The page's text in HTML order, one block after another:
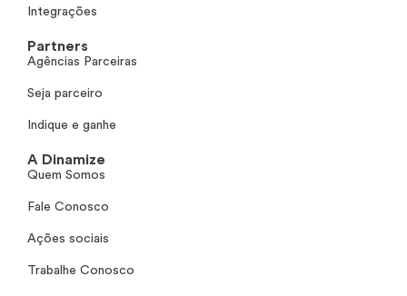
Integrações
Partners
Agências Parceiras
Seja parceiro
Indique e ganhe
A Dinamize
Quem Somos
Fale Conosco
Ações sociais
Trabalhe Conosco